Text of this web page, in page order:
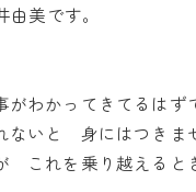
美です。
わかってきてるはず
ないと 身にはつきま
これを乗り越えると